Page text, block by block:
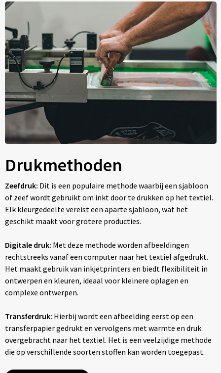
Drukmethoden
Zeefdruk: Dit is een populaire methode waarbij een sjabloon
of zeef wordt gebruikt om inkt door te drukken op het textiel.
Elk kleurgedeelte vereist een aparte sjabloon, wat het
geschikt maakt voor grotere producties.
Digitale druk: Met deze methode worden afbeeldingen
rechtstreeks vanaf een computer naar het textiel afgedrukt.
Het maakt gebruik van inkjetprinters en biedt flexibiliteit in
ontwerpen en kleuren, ideaal voor kleinere oplagen en
complexe ontwerpen.
Transferdruk: Hierbij wordt een afbeelding eerst op een
transferpapier gedrukt en vervolgens met warmte en druk
overgebracht naar het textiel. Het is een veelzijdige methode
die op verschillende soorten stoffen kan worden toegepast.